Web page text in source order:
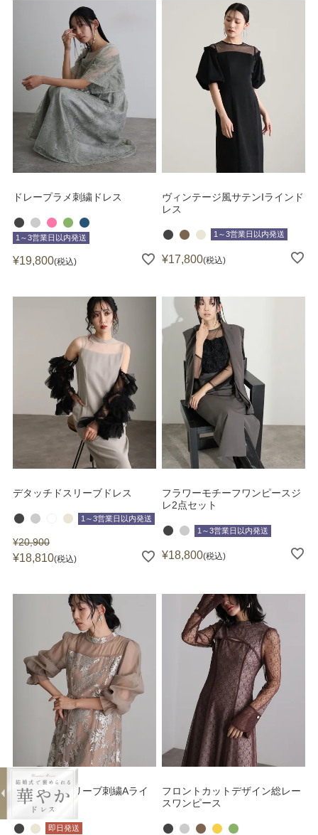
ドレープラメ刺繍ドレス
1～3営業日以内発送
¥19,800 税込
ヴィンテージ風サテンIラインド
レス
1～3営業日以内発送
¥17,800 税込
デタッチドスリーブドレス
1～3営業日以内発送
¥20,900
¥18,810 税込
フラワーモチーフワンピースジ
レ2点セット
1～3営業日以内発送
¥18,800 税込
キャンディスリーブ刺繍Aライ
ンドレス
即日発送
フロントカットデザイン総レー
スワンピース